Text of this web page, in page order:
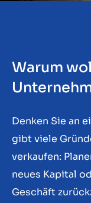
Warum
Denken Sie an
gibt viele
verkaufen:
neues Kapital
Geschäft